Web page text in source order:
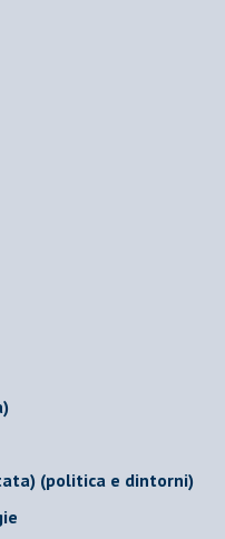
(politica e dintorni)